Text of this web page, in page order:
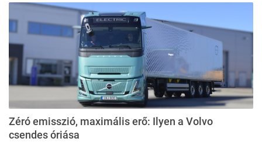
Zéró emisszió, maximális erő: Ilyen a Volvo
csendes óriása